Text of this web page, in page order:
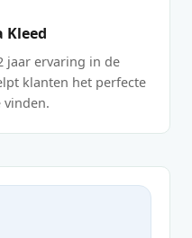
Kleed
jaar ervaring in de
klanten het perfecte
vinden.